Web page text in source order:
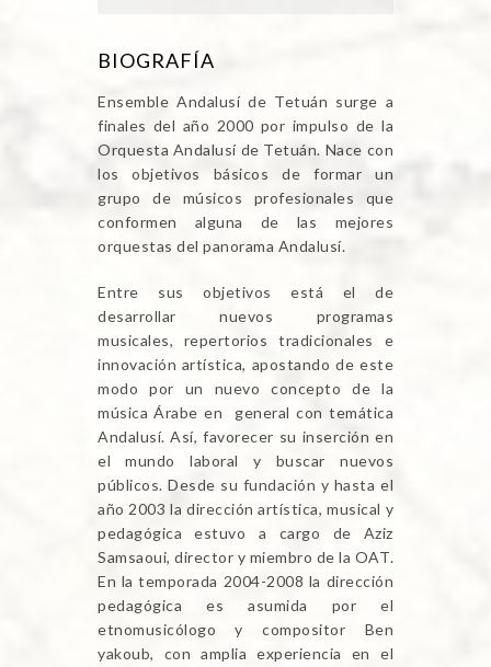
BIOGRAFÍA
Ensemble Andalusí de Tetuán surge a
finales del año 2000 por impulso de la
Orquesta Andalusí de Tetuán. Nace con
los objetivos básicos de formar un
grupo de músicos profesionales que
conformen alguna de las mejores
orquestas del panorama Andalusí.
Entre sus objetivos está el de
desarrollar nuevos programas
musicales, repertorios tradicionales e
innovación artística, apostando de este
modo por un nuevo concepto de la
música Árabe en general con temática
Andalusí. Así, favorecer su inserción en
el mundo laboral y buscar nuevos
públicos. Desde su fundación y hasta el
año 2003 la dirección artística, musical y
pedagógica estuvo a cargo de Aziz
Samsaoui, director y miembro de la OAT.
En la temporada 2004-2008 la dirección
pedagógica es asumida por el
etnomusicólogo y compositor Ben
yakoub, con amplia experiencia en el